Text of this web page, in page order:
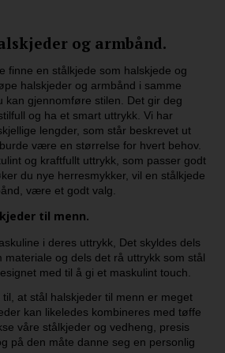
og armbånd.
finne en stålkjede som halskjede og
halskjeder og armbånd i samme
kan gjennomføre stilen. Det gir deg
og ha et smart uttrykk. Vi har
lengder, som står beskrevet ut
være en størrelse for hvert behov.
og kraftfullt uttrykk, som passer godt
du nye herresmykker, vil en stålkjede
være et godt valg.
til menn.
i deres uttrykk, Det skyldes dels
materiale og dels det rå uttrykk som stål
med til å gi et maskulint touch.
at stål halskjeder til menn er meget
kan likeledes kombineres med tøffe
våre stålkjeder og vedheng, presis
på den måte danne seg en personlig